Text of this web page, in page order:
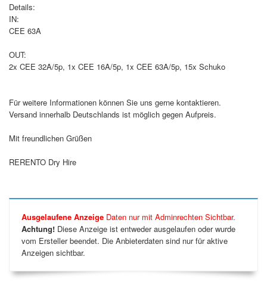
Details:
IN:
CEE 63A
OUT:
2x CEE 32A/5p, 1x CEE 16A/5p, 1x CEE 63A/5p, 15x Schuko
Für weitere Informationen können Sie uns gerne kontaktieren.
Versand innerhalb Deutschlands ist möglich gegen Aufpreis.
Mit freundlichen Grüßen
RERENTO Dry Hire
Ausgelaufene Anzeige Daten nur mit Adminrechten Sichtbar.
Achtung! Diese Anzeige ist entweder ausgelaufen oder wurde
vom Ersteller beendet. Die Anbieterdaten sind nur für aktive
Anzeigen sichtbar.